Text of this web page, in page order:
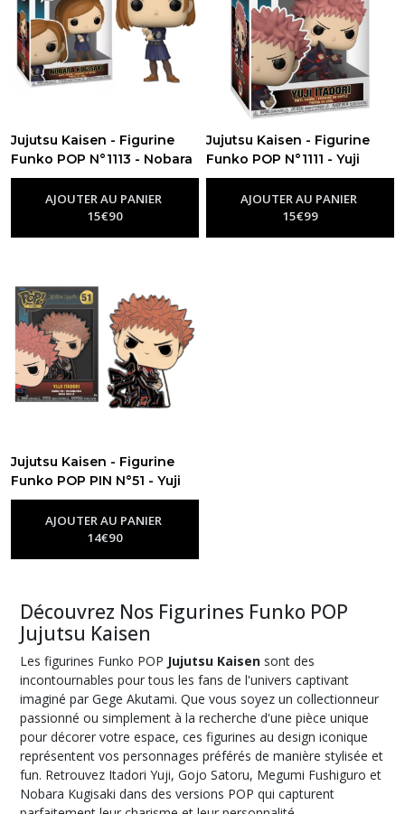
Jujutsu Kaisen - Figurine
Funko POP N°1113 - Nobara
-Figurine Funko Pop Jujutsu Kaisen
AJOUTER AU PANIER
15€90
Jujutsu Kaisen - Figurine
Funko POP N°1111 - Yuji
Itadori-Figurine Funko Pop
Jujutsu Kaisen
AJOUTER AU PANIER
15€99
Jujutsu Kaisen - Figurine
Funko POP PIN N°51 - Yuji
Itadori-Figurine Funko Pop
Jujutsu Kaisen
AJOUTER AU PANIER
14€90
Découvrez Nos Figurines Funko POP
Jujutsu Kaisen
Les figurines Funko POP Jujutsu Kaisen sont des
incontournables pour tous les fans de l'univers captivant
imaginé par Gege Akutami. Que vous soyez un collectionneur
passionné ou simplement à la recherche d'une pièce unique
pour décorer votre espace, ces figurines au design iconique
représentent vos personnages préférés de manière stylisée et
fun. Retrouvez Itadori Yuji, Gojo Satoru, Megumi Fushiguro et
Nobara Kugisaki dans des versions POP qui capturent